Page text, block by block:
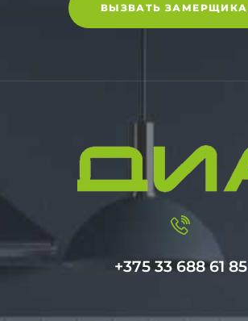
ВЫЗВАТЬ ЗАМЕРЩИКА
+375 33 688 61 85